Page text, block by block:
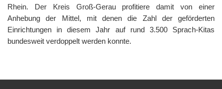
Rhein. Der Kreis Groß-Gerau profitiere damit von einer
Anhebung der Mittel, mit denen die Zahl der geförderten
Einrichtungen in diesem Jahr auf rund 3.500 Sprach-Kitas
bundesweit verdoppelt werden konnte.